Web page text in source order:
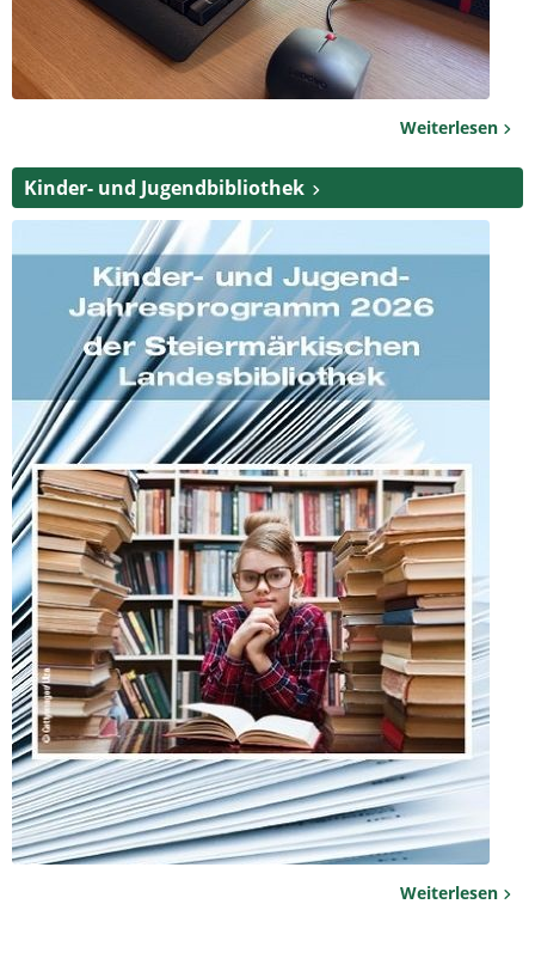
Weiterlesen
Kinder- und Jugendbibliothek
Weiterlesen